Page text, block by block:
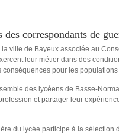
correspondants de
ville de Bayeux associée au
leur métier dans des
pour les
des lycéens de Basse-
et partager leur
du lycée participe à la